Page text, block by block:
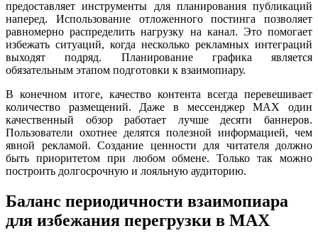
предоставляет инструменты для планирования публикаций
наперед. Использование отложенного постинга позволяет
равномерно распределить нагрузку на канал. Это помогает
избежать ситуаций, когда несколько рекламных интеграций
выходят подряд. Планирование графика является
обязательным этапом подготовки к взаимопиару.
В конечном итоге, качество контента всегда перевешивает
количество размещений. Даже в мессенджер MAX один
качественный обзор работает лучше десяти баннеров.
Пользователи охотнее делятся полезной информацией, чем
явной рекламой. Создание ценности для читателя должно
быть приоритетом при любом обмене. Только так можно
построить долгосрочную и лояльную аудиторию.
Баланс периодичности взаимопиара
для избежания перегрузки в MAX